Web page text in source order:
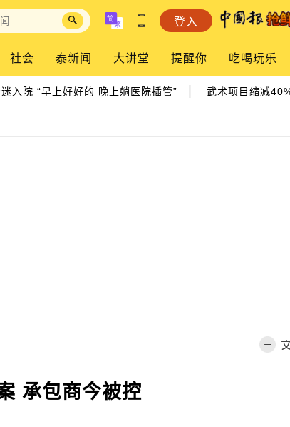
登入
社会 泰新闻 大讲堂 提醒你 吃喝玩乐
院 “早上好好的 晚上躺医院插管” | 武术项目缩减40%
承包商今被控